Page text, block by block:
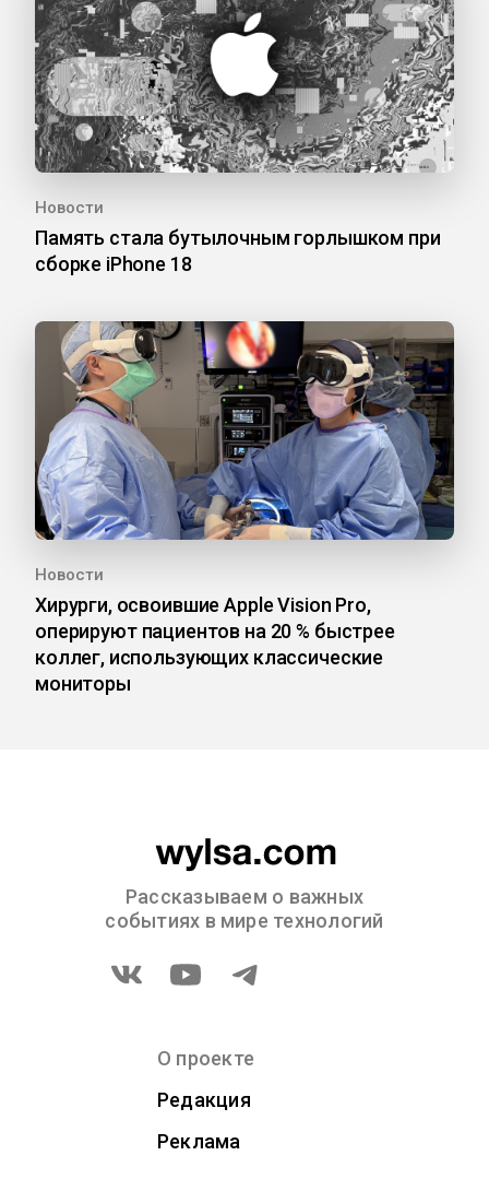
Новости
Память стала бутылочным горлышком при
сборке iPhone 18
Новости
Хирурги, освоившие Apple Vision Pro,
оперируют пациентов на 20 % быстрее
коллег, использующих классические
мониторы
Рассказываем о важных
событиях в мире технологий
О проекте
Редакция
Реклама